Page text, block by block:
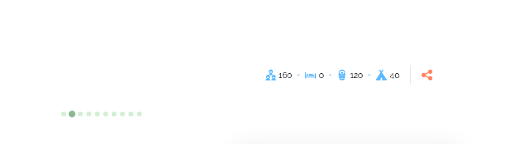
160 0 120 40